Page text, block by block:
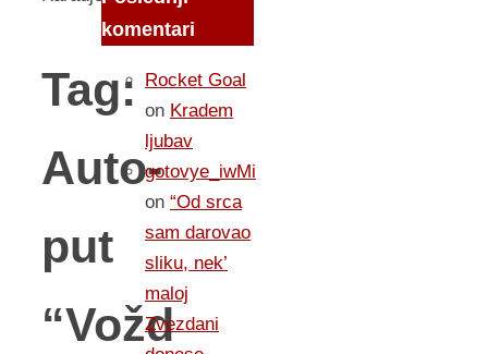
Tag:
Auto-
put
“Vožd
komentari
Rocket Goal
on Kradem
ljubav
gotovye_iwMi
on “Od srca
sam darovao
sliku, nek’
maloj
Zvezdani